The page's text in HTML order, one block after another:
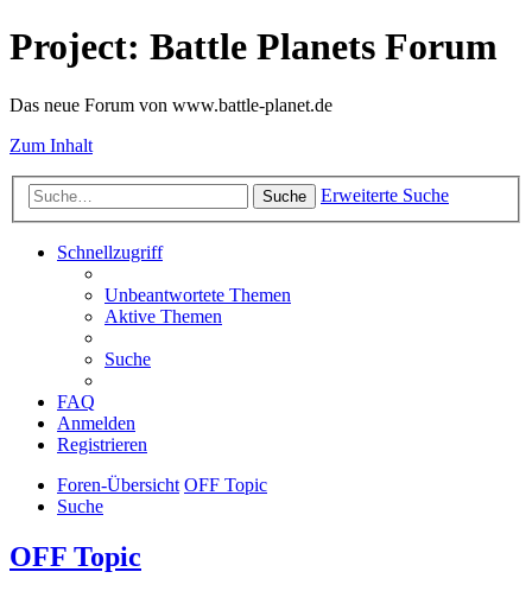
Project: Battle Planets Forum
Das neue Forum von www.battle-planet.de
Zum Inhalt
Suche Erweiterte Suche
Schnellzugriff
Unbeantwortete Themen
Aktive Themen
Suche
FAQ
Anmelden
Registrieren
Foren-Übersicht OFF Topic
Suche
OFF Topic